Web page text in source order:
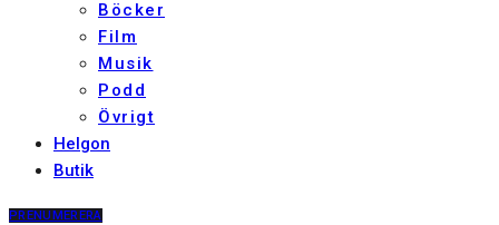
Böcker
Film
Musik
Podd
Övrigt
Helgon
Butik
PRENUMERERA